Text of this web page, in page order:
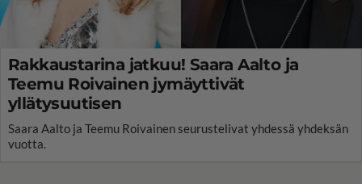
Rakkaustarina jatkuu! Saara Aalto ja
Teemu Roivainen jymäyttivät
yllätysuutisen
Saara Aalto ja Teemu Roivainen seurustelivat yhdessä yhdeksän
vuotta.